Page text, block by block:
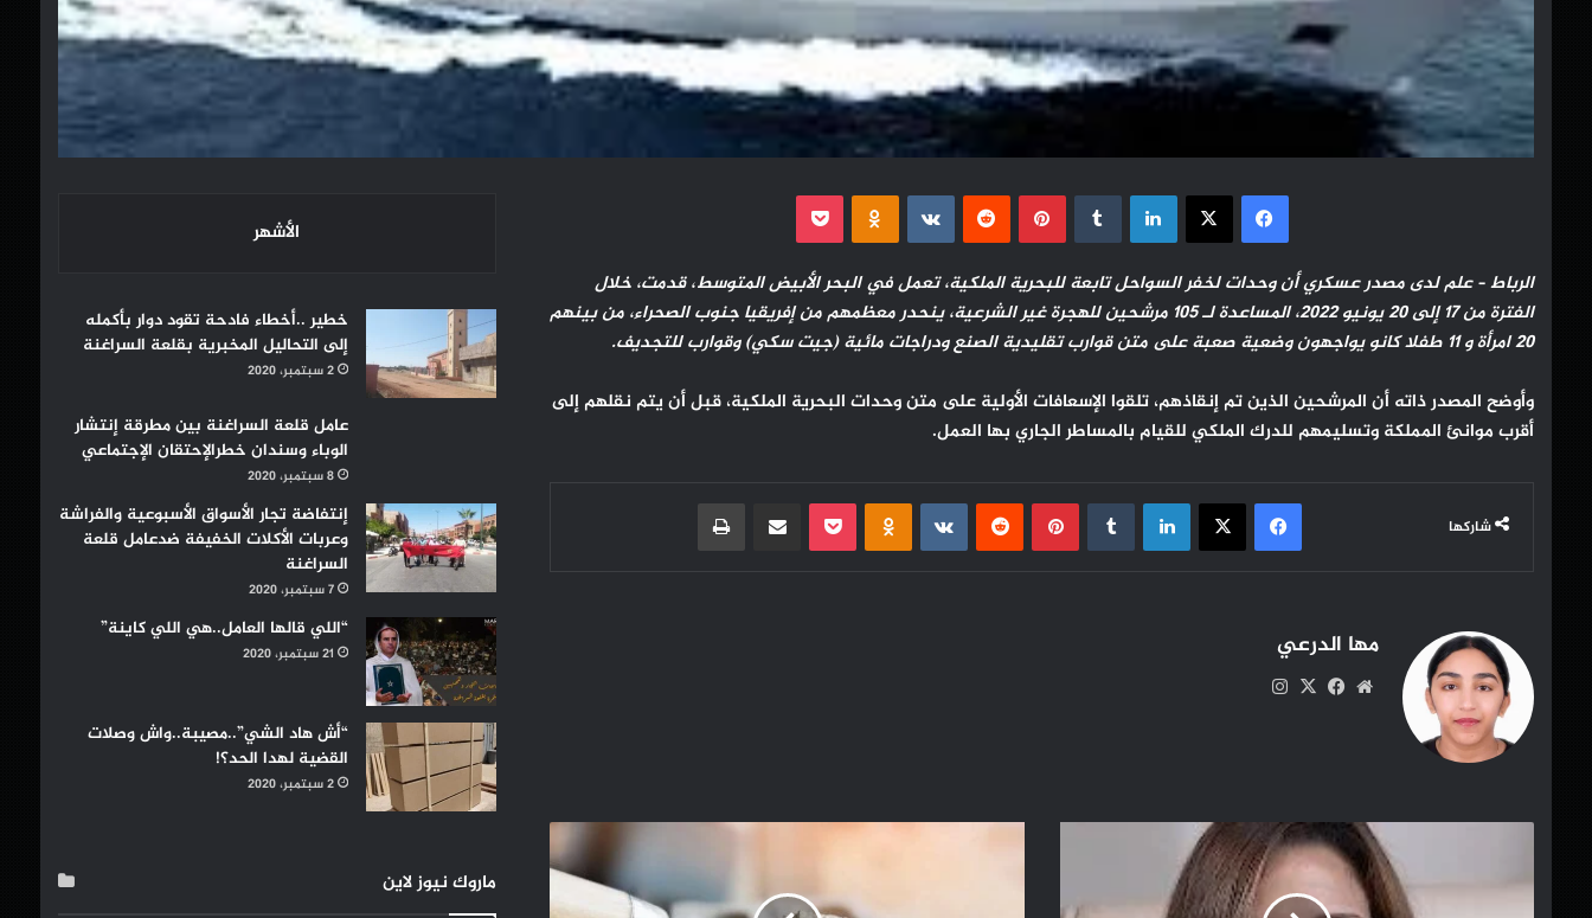
فيسبوك‫X لينكدإن‏Tumblr بينتيريست
‏Reddit
‏VKontakte
Odnoklassniki
‫Pocket
الرباط – علم لدى مصدر عسكري أن وحدات لخفر السواحل تابعة للبحرية الملكية، تعمل في البحر الأبيض المتوسط، قدمت، خلال
الفترة من 17 إلى 20 يونيو 2022، المساعدة لـ 105 مرشحين للهجرة غير الشرعية، ينحدر معظمهم من إفريقيا جنوب الصحراء، من بينهم
20 امرأة و 11 طفلا كانو يواجهون وضعية صعبة على متن قوارب تقليدية الصنع ودراجات مائية (جيت سكي) وقوارب للتجديف.
وأوضح المصدر ذاته أن المرشحين الذين تم إنقاذهم، تلقوا الإسعافات الأولية على متن وحدات البحرية الملكية، قبل أن يتم نقلهم إلى
أقرب موانئ المملكة وتسليمهم للدرك الملكي للقيام بالمساطر الجاري بها العمل.
شاركها
فيسبوك‫X لينكدإن‏Tumblr بينتيريست
‏Reddit
‏VKontakte
Odnoklassniki
‫Pocket مشاركة عبر البريد طباعة
مها الدرعي
موقعفيسبوك
‫X
تؤكد
الأشهر
خطير ..أخطاء فادحة تقود دوار بأكمله
إلى التحاليل المخبرية بقلعة السراغنة
2 سبتمبر، 2020
عامل قلعة السراغنة بين مطرقة إنتشار
الوباء وسندان خطرالإحتقان الإجتماعي
8 سبتمبر، 2020
إنتفاضة تجار الأسواق الأسبوعية والفراشة
وعربات الأكلات الخفيفة ضدعامل قلعة
السراغنة
7 سبتمبر، 2020
“اللي قالها العامل..هي اللي كاينة”
21 سبتمبر، 2020
“أش هاد الشي”..مصيبة..واش وصلات
القضية لهدا الحد؟!
2 سبتمبر، 2020
ماروك نيوز لاين